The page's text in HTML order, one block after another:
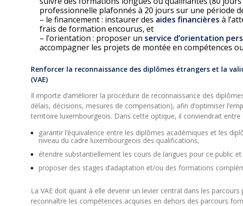
professionnelle plafonnés à 20 jours sur une période
– le financement : instaurer des aides financières à
frais de formation encourus, et
– l’orientation : proposer un service d’orientation
accompagner les projets de montée en compétences
Renforcer la reconnaissance des diplômes étrangers et la
(VAE)
Il importe d’améliorer la procédure de reconnaissance des
délais, décisions, mesures de compensation), afin d’optimiser
territoire luxembourgeois. Dans cette optique, il conviendrait entre
garantir l’équivalence entre les diplômes académiques et les
niveau du cadre luxembourgeois des qualifications,
étendre substantiellement les cours de langues pour ce public et
proposer des stages d’adaptation et/ou des formations
La VAE doit quant à elle devenir un levier central dans les
reconnaître les compétences acquises en dehors des parcours